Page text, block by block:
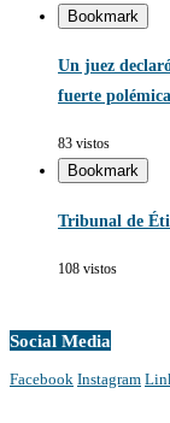
Bookmark
Un juez
fuerte
83 vistos
Bookmark
Tribunal de
108 vistos
Social Media
Facebook Instagram